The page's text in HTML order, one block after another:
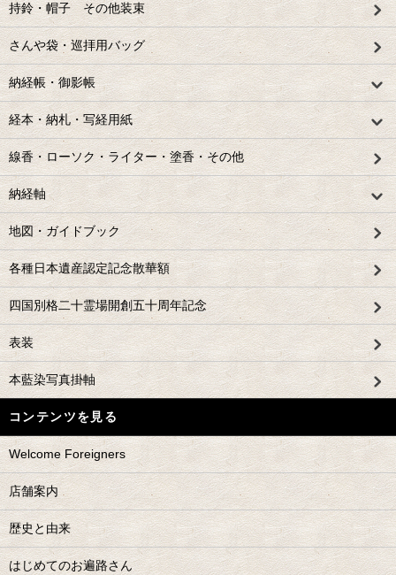
持鈴・帽子 その他装束
さんや袋・巡拝用バッグ
納経帳・御影帳
経本・納札・写経用紙
線香・ローソク・ライター・塗香・その他
納経軸
地図・ガイドブック
各種日本遺産認定記念散華額
四国別格二十霊場開創五十周年記念
表装
本藍染写真掛軸
コンテンツを見る
Welcome Foreigners
店舗案内
歴史と由来
はじめてのお遍路さん